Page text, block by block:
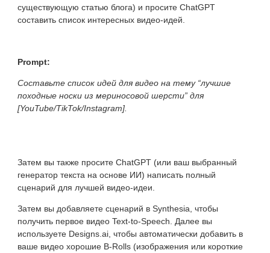
существующую статью блога) и просите ChatGPT
составить список интересных видео-идей.
Prompt:
Составьте список идей для видео на тему “лучшие
походные носки из мериносовой шерсти” для
[YouTube/TikTok/Instagram].
Затем вы также просите ChatGPT (или ваш выбранный
генератор текста на основе ИИ) написать полный
сценарий для лучшей видео-идеи.
Затем вы добавляете сценарий в Synthesia, чтобы
получить первое видео Text-to-Speech. Далее вы
используете Designs.ai, чтобы автоматически добавить в
ваше видео хорошие B-Rolls (изображения или короткие